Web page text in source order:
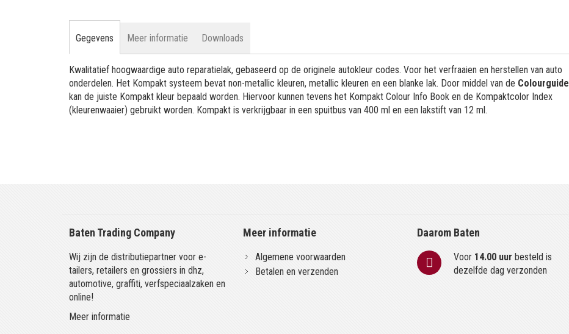
gallerij
Gegevens
Kwalitatief hoogwaardige auto reparatielak, gebaseerd op de originele autokleur codes. Voor het verfraaien en herstellen van auto
onderdelen. Het Kompakt systeem bevat non-metallic kleuren, metallic kleuren en een blanke lak. Door middel van de Colourguide
kan de juiste Kompakt kleur bepaald worden. Hiervoor kunnen tevens het Kompakt Colour Info Book en de Kompaktcolor Index
(kleurenwaaier) gebruikt worden. Kompakt is verkrijgbaar in een spuitbus van 400 ml en een lakstift van 12 ml.
Meer informatie Downloads
Baten Trading Company
Wij zijn de distributiepartner voor e-
tailers, retailers en grossiers in dhz,
automotive, graffiti, verfspeciaalzaken en
online!
Meer informatie
Meer informatie
Algemene voorwaarden
Betalen en verzenden
Daarom Baten
Voor 14.00 uur besteld is
dezelfde dag verzonden